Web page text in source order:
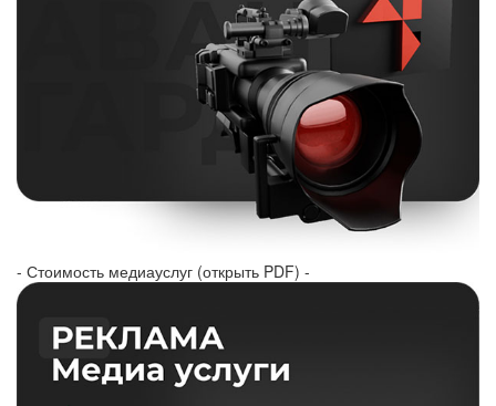
- Стоимость медиауслуг (открыть PDF) -